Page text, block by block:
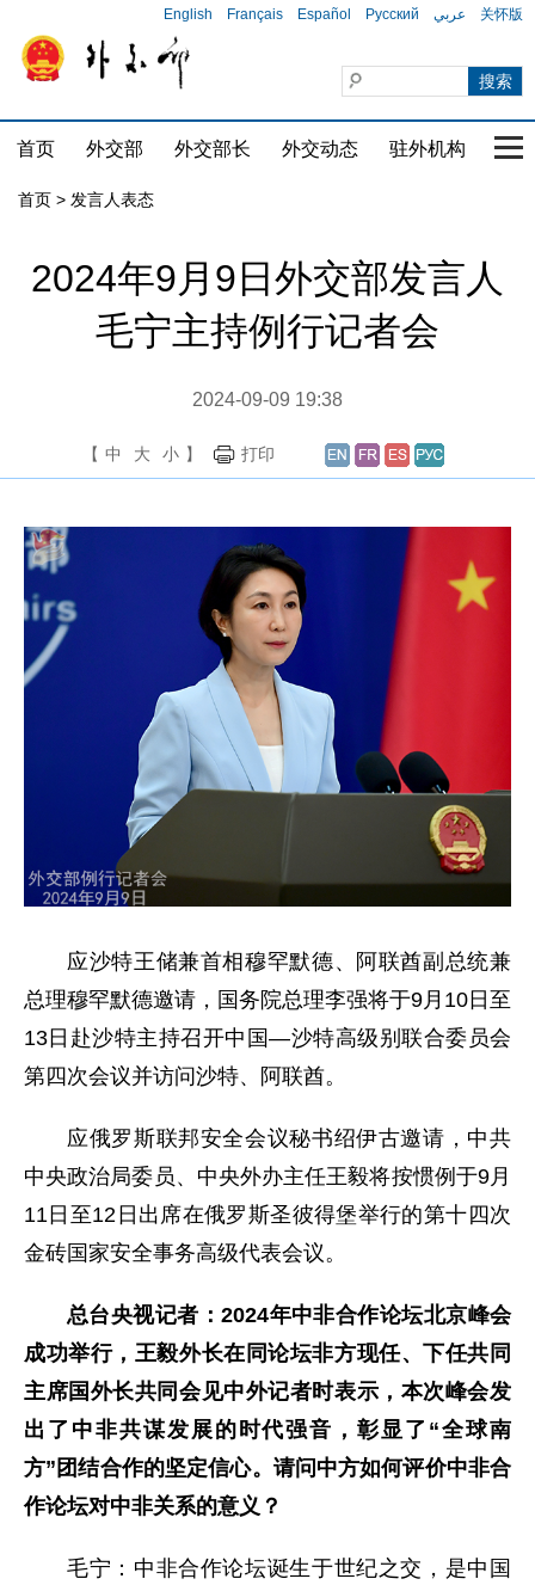
English Français Español Русский عربي 关怀版
首页 外交部 外交部长 外交动态 驻外机构 国
首页 > 发言人表态
2024年9月9日外交部发言人
毛宁主持例行记者会
2024-09-09 19:38
【 中 大 小 】 打印
应沙特王储兼首相穆罕默德、阿联酋副总统兼
总理穆罕默德邀请，国务院总理李强将于9月10日至
13日赴沙特主持召开中国—沙特高级别联合委员会
第四次会议并访问沙特、阿联酋。
应俄罗斯联邦安全会议秘书绍伊古邀请，中共
中央政治局委员、中央外办主任王毅将按惯例于9月
11日至12日出席在俄罗斯圣彼得堡举行的第十四次
金砖国家安全事务高级代表会议。
总台央视记者：2024年中非合作论坛北京峰会
成功举行，王毅外长在同论坛非方现任、下任共同
主席国外长共同会见中外记者时表示，本次峰会发
出了中非共谋发展的时代强音，彰显了“全球南
方”团结合作的坚定信心。请问中方如何评价中非合
作论坛对中非关系的意义？
毛宁：中非合作论坛诞生于世纪之交，是中国